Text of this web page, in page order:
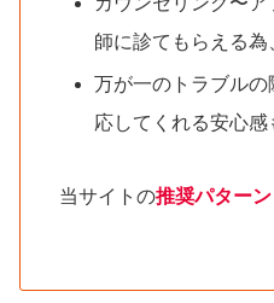
師に診てもらえる
万が一のトラブル
応してくれる安心感
当サイトの推奨パターン